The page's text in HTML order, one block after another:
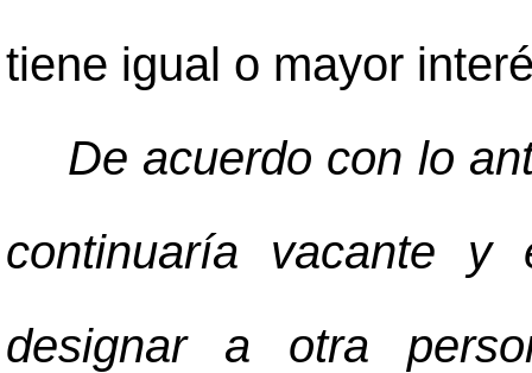
tiene igual o mayor
De acuerdo con lo
continuaría vacante y
designar a otra